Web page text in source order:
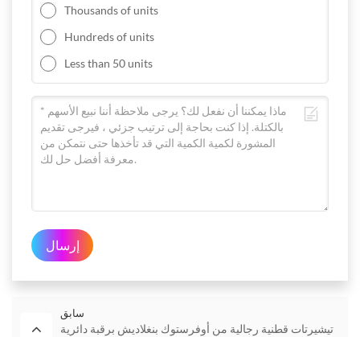
Thousands of units
Hundreds of units
Less than 50 units
إرسال
سابق
تيشيرتات قطنية رجالية من أوفرستوك بنغلاديش برقبة دائرية